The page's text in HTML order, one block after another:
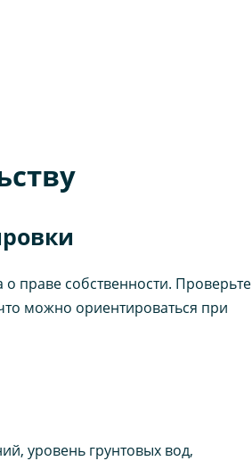
о праве собственности. Проверьте
можно ориентироваться при
уровень грунтовых вод,